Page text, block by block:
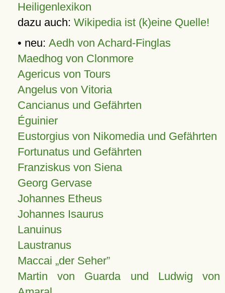
Heiligenlexikon
dazu auch: Wikipedia ist (k)eine Quelle!
• neu: Aedh von Achard-Finglas
Maedhog von Clonmore
Agericus von Tours
Angelus von Vitoria
Cancianus und Gefährten
Éguinier
Eustorgius von Nikomedia und Gefährten
Fortunatus und Gefährten
Franziskus von Siena
Georg Gervase
Johannes Etheus
Johannes Isaurus
Lanuinus
Laustranus
Maccai „der Seher”
Martin von Guarda und Ludwig von